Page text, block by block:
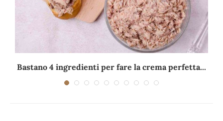
Bastano 4 ingredienti per fare la crema perfetta...